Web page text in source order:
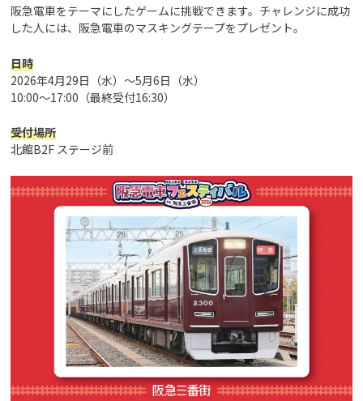
阪急電車をテーマにしたゲームに挑戦できます。チャレンジに成功
した人には、阪急電車のマスキングテープをプレゼント。
日時
2026年4月29日（水）～5月6日（水）
10:00～17:00（最終受付16:30）
受付場所
北館B2F ステージ前